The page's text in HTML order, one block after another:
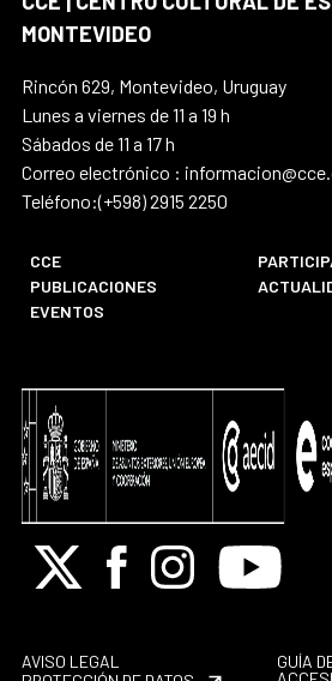
MONTEVIDEO
Rincón 629, Montevideo, Uruguay
Lunes a viernes de 11 a 19 h
Sábados de 11 a 17 h
Correo electrónico :
Teléfono:(+598) 2915 2250
CCE
PUBLICACIONES
EVENTOS
X FacebookInstagramYoutube
AVISO LEGAL
GUÍA